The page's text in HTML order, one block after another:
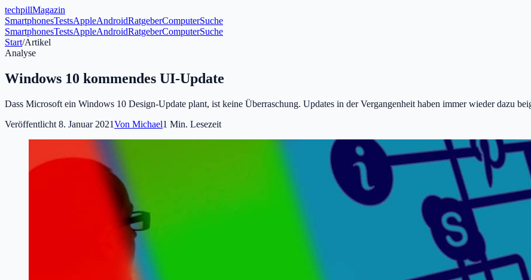
techpillMagazin
SmartphonesTestsAppleAndroidRatgeberComputerSuche
SmartphonesTestsAppleAndroidRatgeberComputerSuche
Start/Artikel
Analyse
Windows 10 kommendes UI-Update
Dass Microsoft ein Windows 10 Design-Update plant, ist keine Überraschung. Updates in der Vergangenheit haben immer wieder dazu
Veröffentlicht 8. Januar 2021Von Michael1 Min. Lesezeit